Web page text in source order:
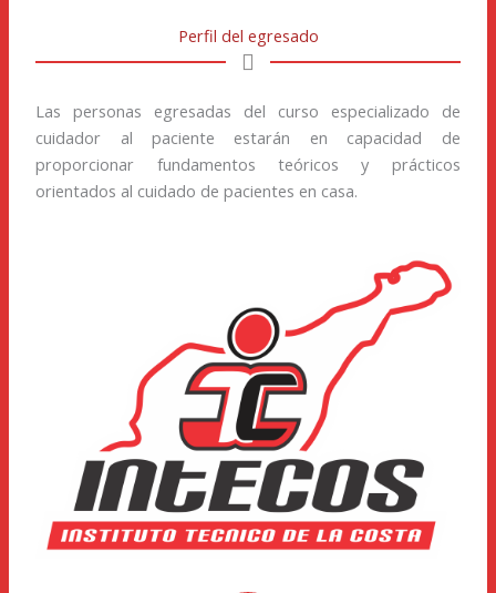
Perfil del egresado
Las personas egresadas del curso especializado de
cuidador al paciente estarán en capacidad de
proporcionar fundamentos teóricos y prácticos
orientados al cuidado de pacientes en casa.